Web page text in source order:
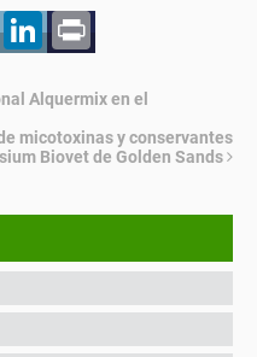
LinkedIn
Print
Alquermix en el
micotoxinas y conservantes
Biovet de Golden Sands